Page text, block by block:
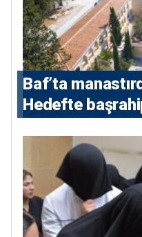
Baf’ta
Hedefte